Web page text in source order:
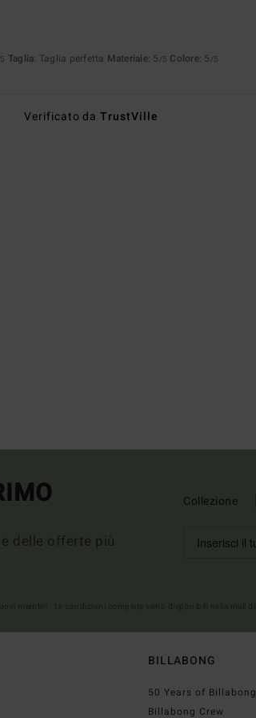
Taglia: Taglia perfetta Materiale: 5 /5 Colore: 5 /5
Verificato daTrustVille
delle offerte più
Collezione
BILLABONG
50 Years of Billabong
Billabong Crew